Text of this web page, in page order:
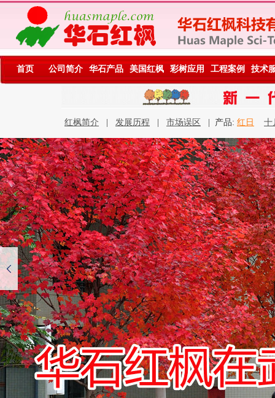
首页 公司简介 华石产品 美国红枫 彩树应用 工程案例 技术
红枫简介 发展历程 市场误区 | 产品: 红日 十